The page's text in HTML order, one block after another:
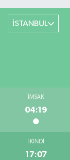
İSTANBUL
İMSAK
04:19
İKINDI
17:07